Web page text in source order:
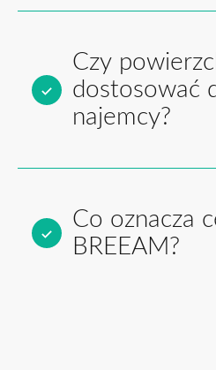
Czy
dostosować
najemcy?
Co oznacza
BREEAM?